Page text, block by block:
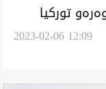
تورکیا
2023-02-06 12:09